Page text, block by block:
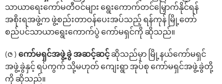
သာယာ​ရေးကော်မတီဝင်များ ရွေးကောက်တင်မြှောက်နိုင်ရန်
အစိုးရအဖွဲ့က ဖွဲ့စည်းတာဝန်ပေးအပ်သည့် ရန်ကုန် မြို့တော်
စည်ပင်သာယာရွေးကောက်ပွဲ ကော်မရှင်ကို ဆိုသည်။
(ဇ ) ‌ကော်မရှင်အဖွဲ့ခွဲ အဆင့်ဆင့် ဆိုသည်မှာ မြို့နယ်‌ကော်မရှင်
အဖွဲ့ခွဲနှင့် ရပ်ကွက် သို့မဟုတ် ကျေးရွာ အုပ်စု ကော်မရှင်အဖွဲ့ခွဲတို့
ကို ဆိုသည်။